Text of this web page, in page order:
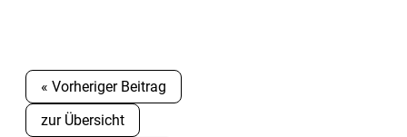
« Vorheriger Beitrag
zur Übersicht